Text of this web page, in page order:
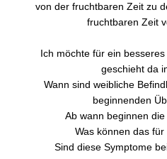
von der fruchtbaren Zeit zu
fruchtbaren Zeit
Ich möchte für ein
geschieht da
Wann sind weibliche
beginnenden
Ab wann beginnen
Was können das
Sind diese Symptome